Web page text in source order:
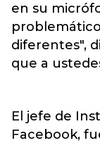
en su
diferentes",
que a
El jefe de
Facebook,